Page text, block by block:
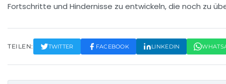
Fortschritte und Hindernisse zu entwickeln, die noch zu
TEILEN: TWITTER FACEBOOK LINKEDIN